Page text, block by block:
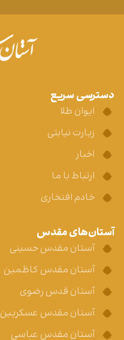
دسترسی سریع
ایوان طلا
زیارت نیابتی
اخبار
ارتباط با ما
خادم افتخاری
آستان‌های مقدس
آستان مقدس حسینی
آستان مقدس کاظمین
آستان قدس رضوی
آستان مقدس عسکریین
آستان مقدس عباسی